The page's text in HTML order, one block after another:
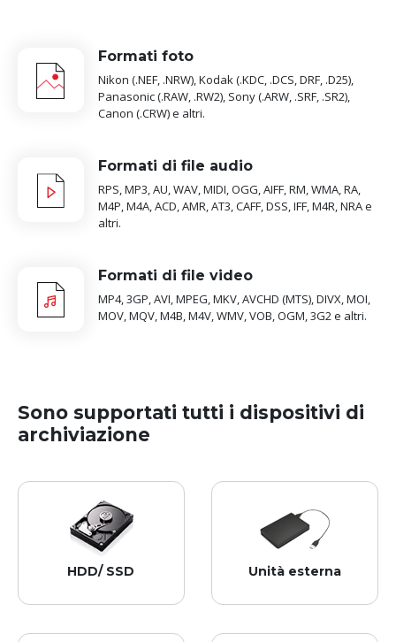
Formati foto
Nikon (.NEF, .NRW), Kodak (.KDC, .DCS, DRF, .D25),
Panasonic (.RAW, .RW2), Sony (.ARW, .SRF, .SR2),
Canon (.CRW) e altri.
Formati di file audio
RPS, MP3, AU, WAV, MIDI, OGG, AIFF, RM, WMA, RA,
M4P, M4A, ACD, AMR, AT3, CAFF, DSS, IFF, M4R, NRA e
altri.
Formati di file video
MP4, 3GP, AVI, MPEG, MKV, AVCHD (MTS), DIVX, MOI,
MOV, MQV, M4B, M4V, WMV, VOB, OGM, 3G2 e altri.
Sono supportati tutti i dispositivi di
archiviazione
HDD/ SSD
marche di dischi
Unità esterna
con le migliori marche di